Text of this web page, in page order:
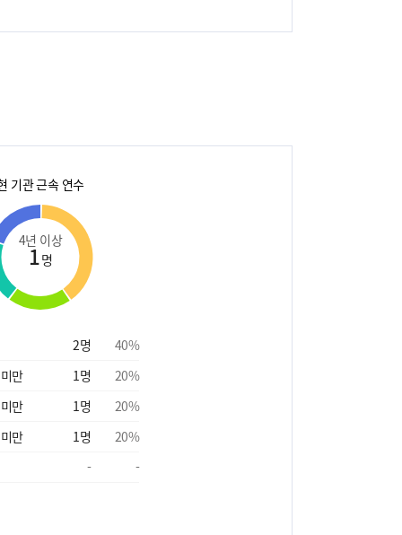
기관 근속 연수
4년 이상
1명
2명 40%
만
1 명 20%
만
1 명 20%
만
1 명 20%
-
-